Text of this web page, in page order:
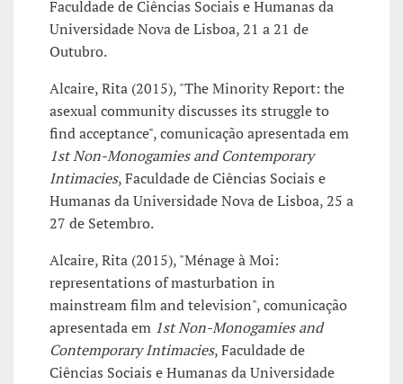
Faculdade de Ciências Sociais e Humanas da
Universidade Nova de Lisboa, 21 a 21 de
Outubro.
Alcaire, Rita (2015), "The Minority Report: the
asexual community discusses its struggle to
find acceptance", comunicação apresentada em
1st Non-Monogamies and Contemporary
Intimacies, Faculdade de Ciências Sociais e
Humanas da Universidade Nova de Lisboa, 25 a
27 de Setembro.
Alcaire, Rita (2015), "Ménage à Moi:
representations of masturbation in
mainstream film and television", comunicação
apresentada em 1st Non-Monogamies and
Contemporary Intimacies, Faculdade de
Ciências Sociais e Humanas da Universidade